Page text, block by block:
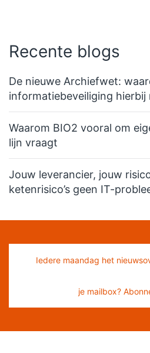
Recente blogs
De nieuwe Archiefwet:
informatiebeveiliging hierbij
Waarom BIO2 vooral om
lijn vraagt
Jouw leverancier, jouw
ketenrisico’s geen IT-
Iedere maandag het
je mailbox?